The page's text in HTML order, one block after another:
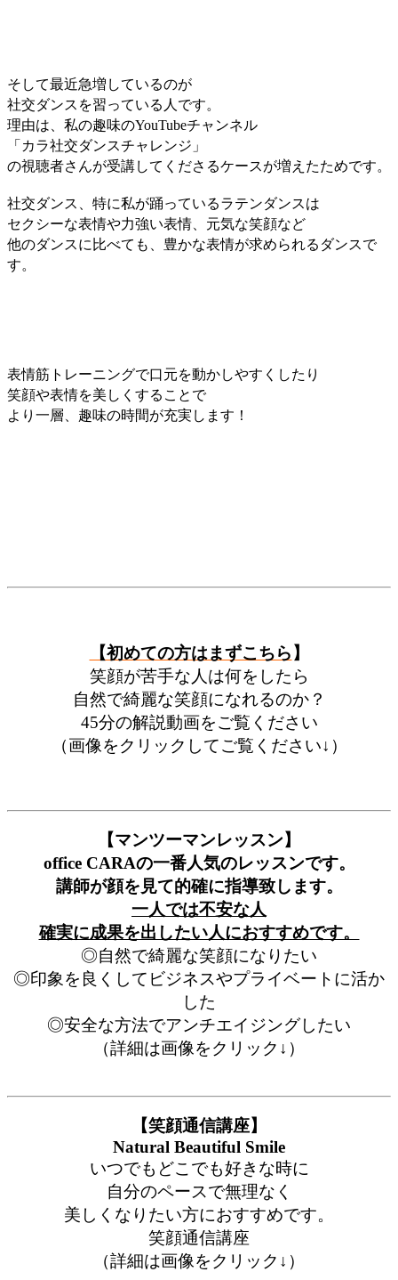
そして最近急増しているのが
社交ダンスを習っている人です。
理由は、私の趣味のYouTubeチャンネル
「カラ社交ダンスチャレンジ」
の視聴者さんが受講してくださるケースが増えたためです。
社交ダンス、特に私が踊っているラテンダンスは
セクシーな表情や力強い表情、元気な笑顔など
他のダンスに比べても、豊かな表情が求められるダンスで
す。
表情筋トレーニングで口元を動かしやすくしたり
笑顔や表情を美しくすることで
より一層、趣味の時間が充実します！
【初めての方はまずこちら 】
笑顔が苦手な人は何をしたら
自然で綺麗な笑顔になれるのか？
45分の解説動画をご覧ください
（画像をクリックしてご覧ください↓）
【マンツーマンレッスン】
office CARAの一番人気のレッスンです。
講師が顔を見て的確に指導致します。
一人では不安な人
確実に成果を出したい人におすすめです。
◎自然で綺麗な笑顔になりたい
◎印象を良くしてビジネスやプライベートに活か
した
◎安全な方法でアンチエイジングしたい
（詳細は画像をクリック↓）
【笑顔通信講座】
Natural Beautiful Smile
いつでもどこでも好きな時に
自分のペースで無理なく
美しくなりたい方におすすめです。
笑顔通信講座
（詳細は画像をクリック↓）